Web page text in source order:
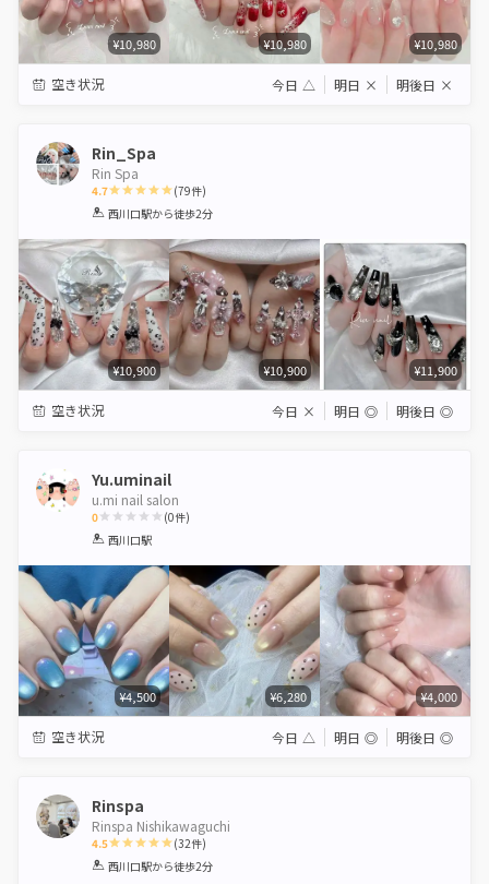
¥10,980 ¥10,980 ¥10,980
空き状況 今日 △ 明日 × 明後日 ×
Rin_Spa
Rin Spa
4.7
1 2 3 4 5
(79件)
西川口駅から徒歩2分
¥10,900 ¥10,900 ¥11,900
空き状況 今日 × 明日 ◎ 明後日 ◎
Yu.uminail
u.mi nail salon
0
1 2 3 4 5
(0件)
西川口駅
¥4,500 ¥6,280 ¥4,000
空き状況 今日 △ 明日 ◎ 明後日 ◎
Rinspa
Rinspa Nishikawaguchi
4.5
1 2 3 4 5
(32件)
西川口駅から徒歩2分